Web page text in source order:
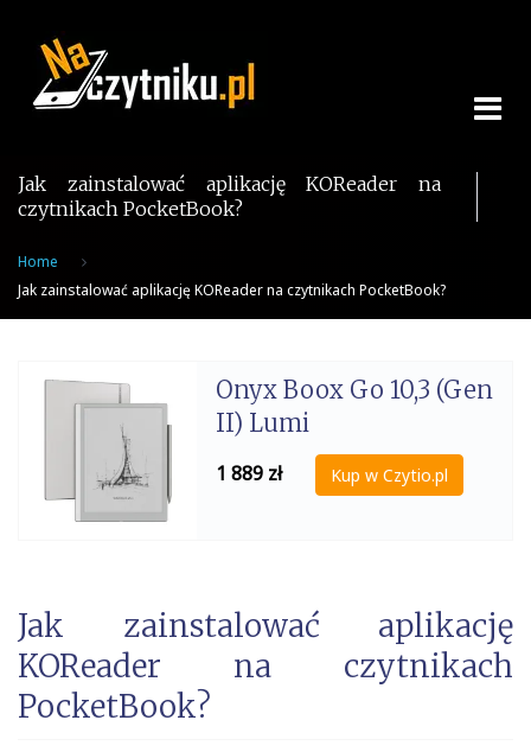
content
Jak zainstalować aplikację KOReader na
czytnikach PocketBook?
Home
Jak zainstalować aplikację KOReader na czytnikach PocketBook?
Onyx Boox Go 10,3 (Gen
II) Lumi
1 889 zł Kup w Czytio.pl
Jak zainstalować aplikację
KOReader na czytnikach
PocketBook?